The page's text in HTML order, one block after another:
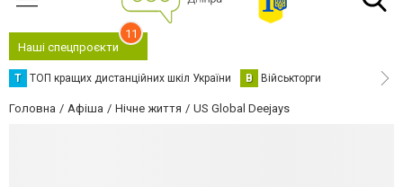
Наші спецпроєкти
11
Т ТОП кращих дистанційних шкіл України В Військторги
Головна Афіша Нічне життя US Global Deejays